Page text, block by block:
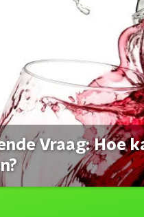
Vraag: Hoe